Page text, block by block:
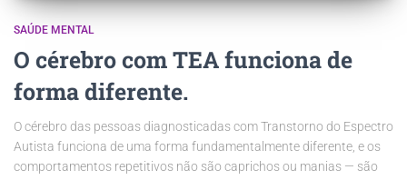
SAÚDE MENTAL
O cérebro com TEA funciona de
forma diferente.
O cérebro das pessoas diagnosticadas com Transtorno do Espectro
Autista funciona de uma forma fundamentalmente diferente, e os
comportamentos repetitivos não são caprichos ou manias — são